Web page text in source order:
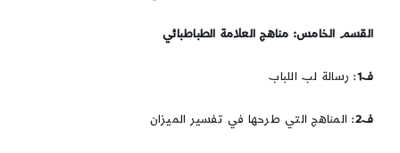
القسم الخامس: مناهج العلامة الطباطبائي
ف1 : رسالة لب اللباب
ف2 : المناهج التي طرحها في تفسير الميزان